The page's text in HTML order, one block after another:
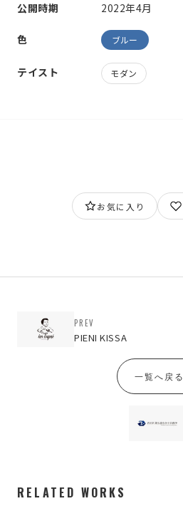
公開時期 2022年4月
色 ブルー
テイスト モダン
お気に入り
PREV
PIENI KISSA
一覧へ戻る
RELATED WORKS